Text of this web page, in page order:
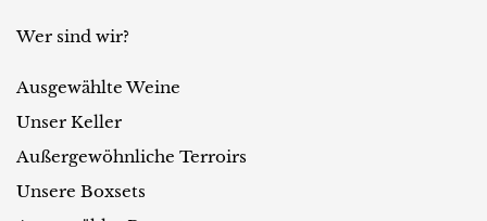
R
g
i
o
n
Wer sind wir?
Ausgewählte Weine
Unser Keller
Außergewöhnliche Terroirs
Unsere Boxsets